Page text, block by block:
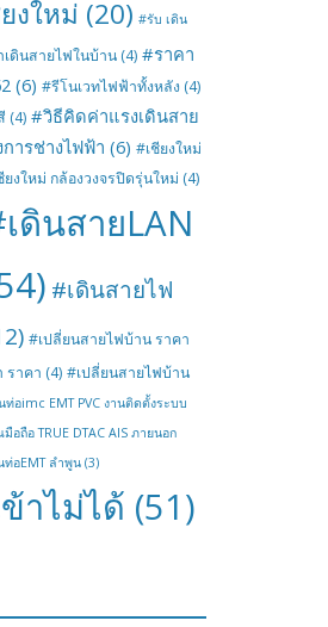
งใหม่ (20) #รับ เดิน
เดินสายไฟในบ้าน (4) #ราคา
(6) #รีโนเวทไฟฟ้าทั้งหลัง (4)
(4) #วิธีคิดค่าแรงเดินสาย
ารช่างไฟฟ้า (6) #เชียงใหม่
ยงใหม่ กล้องวงจรปิดรุ่นใหม่ (4)
ดินสายLAN
#เดินสายไฟ
#เปลี่ยนสายไฟบ้าน ราคา
ราคา (4) #เปลี่ยนสายไฟบ้าน
อimc EMT PVC งานติดตั้งระบบ
ถือ TRUE DTAC AIS ภายนอก
ท่อEMT ลำพูน (3)
าไม่ได้ (51)